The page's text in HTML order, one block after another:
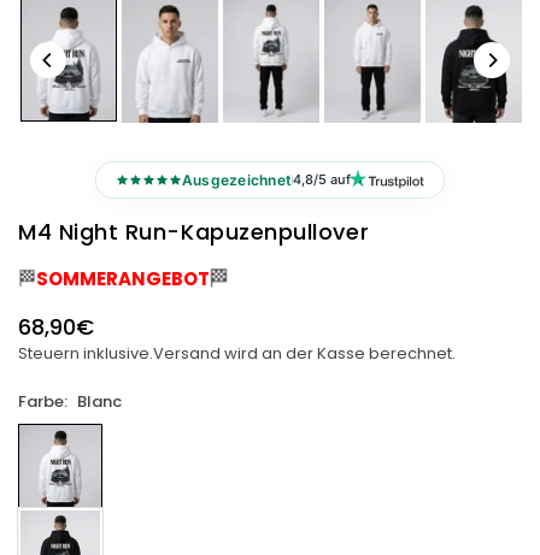
Ausgezeichnet4,8/5 auf
M4 Night Run-Kapuzenpullover
🏁SOMMERANGEBOT🏁
Normaler
Preis
68,90€
Steuern inklusive.Versand wird an der Kasse berechnet.
Farbe: Blanc